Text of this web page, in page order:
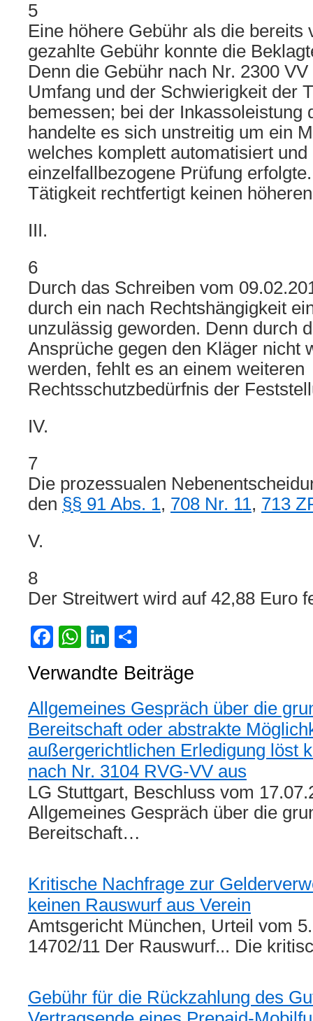
5
Eine höhere Gebühr als die bereits
gezahlte Gebühr konnte die
Denn die Gebühr nach Nr. 2300
Umfang und der Schwierigkeit der
bemessen; bei der Inkassoleistung
handelte es sich unstreitig um ein
welches komplett automatisiert und
einzelfallbezogene Prüfung
Tätigkeit rechtfertigt keinen
III.
6
Durch das Schreiben vom
durch ein nach Rechtshängigkeit
unzulässig geworden. Denn durch
Ansprüche gegen den Kläger nicht
werden, fehlt es an einem weiteren
Rechtsschutzbedürfnis der
IV.
7
Die prozessualen
den §§ 91 Abs. 1, 708 Nr. 11, 713
V.
8
Der Streitwert wird auf 42,88 Euro
Facebook
WhatsApp
LinkedIn
Verwandte Beiträge
Allgemeines Gespräch über die
Bereitschaft oder abstrakte
außergerichtlichen Erledigung löst
nach Nr. 3104 RVG-VV aus
LG Stuttgart, Beschluss vom
Allgemeines Gespräch über die
Bereitschaft…
Kritische Nachfrage zur
keinen Rauswurf aus Verein
Amtsgericht München, Urteil vom
14702/11 Der Rauswurf... Die
Gebühr für die Rückzahlung des